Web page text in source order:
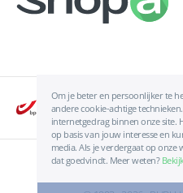
Om je beter en persoonlijker te
andere cookie-achtige
internetgedrag binnen onze site.
op basis van jouw interesse en
media. Als je verdergaat op onze
dat goedvindt. Meer weten?
Algemene voorwaarden |